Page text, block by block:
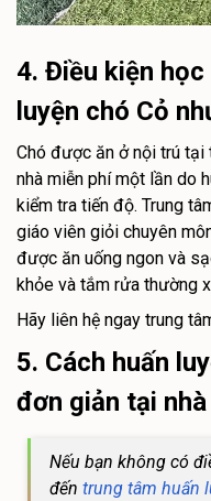
4. Điều kiện
luyện chó Cỏ
Chó được ăn ở nội trú tại
nhà miễn phí một lần do
kiểm tra tiến độ. Trung
giáo viên giỏi chuyên
được ăn uống ngon và
khỏe và tắm rửa thường
Hãy liên hệ ngay trung
5. Cách huấn
đơn giản tại
Nếu bạn không có
đến trung tâm huấn